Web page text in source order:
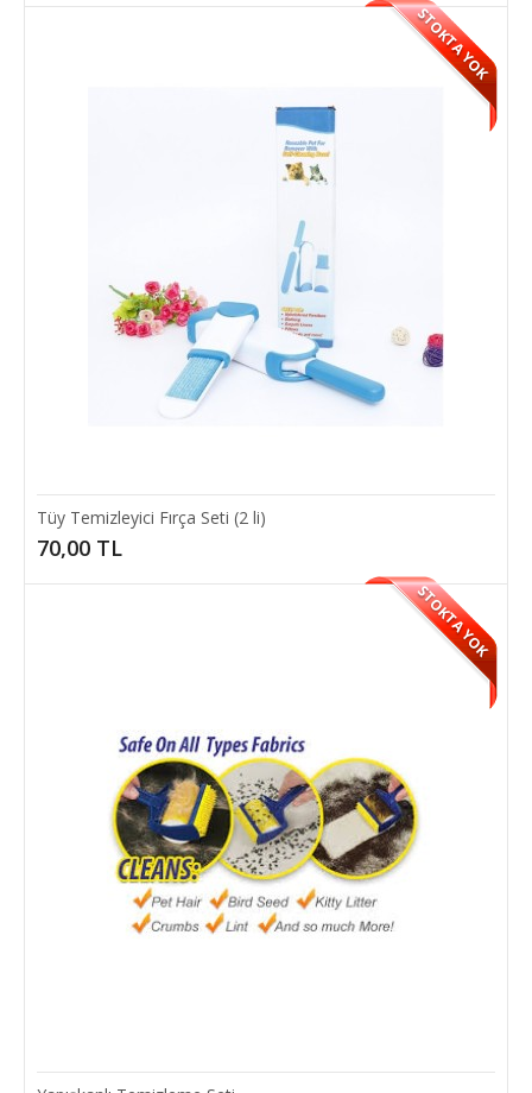
Kedi Köpek Tüy Alıcı Tarak 4.5 cm
Kedi Köpek Tüy Alıcı Furminatör Can dostlarımızın tüylerinin sağlıklı
SEPETE EKLE
Add to compare
Tüy Temizleyici Fırça Seti (2 li)
STOKTA YOK
70,00 TL
STOKTA YOK